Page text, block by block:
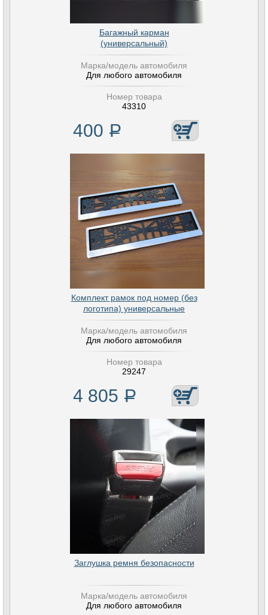
Багажный карман
(универсальный)
Марка/модель автомобиля
Для любого автомобиля
Номер товара
43310
400 Р
Комплект рамок под номер (без
логотипа) универсальные
Марка/модель автомобиля
Для любого автомобиля
Номер товара
29247
4 805 Р
Заглушка ремня безопасности
Марка/модель автомобиля
Для любого автомобиля